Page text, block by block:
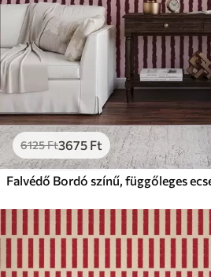
6125Ft3675 Ft